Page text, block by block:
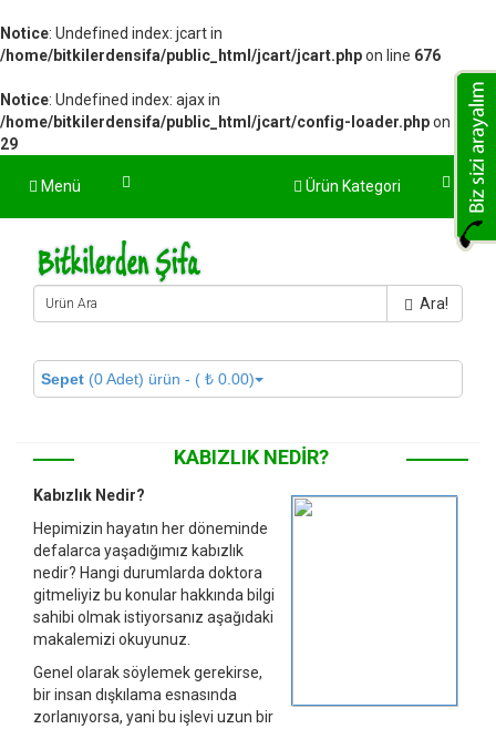
Notice: Undefined index: jcart in
/home/bitkilerdensifa/public_html/jcart/jcart.phpon line 676
Notice: Undefined index: ajax in
/home/bitkilerdensifa/public_html/jcart/config-loader.phpon line
29
Menü Ürün Kategori
Ara!
Sepet (0 Adet) ürün - ( ₺ 0.00)
KABIZLIK NEDIR?
Kabızlık Nedir?
Hepimizin hayatın her döneminde
defalarca yaşadığımız kabızlık
nedir? Hangi durumlarda doktora
gitmeliyiz bu konular hakkında bilgi
sahibi olmak istiyorsanız aşağıdaki
makalemizi okuyunuz.
Genel olarak söylemek gerekirse,
bir insan dışkılama esnasında
zorlanıyorsa, yani bu işlevi uzun bir